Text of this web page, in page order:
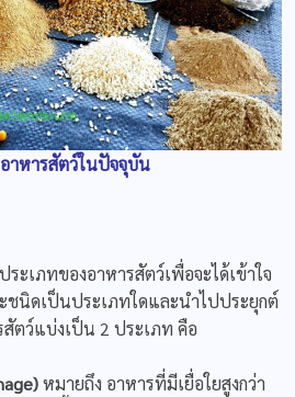
าหารสัตว์ในปัจจุบัน
ะเภทของอาหารสัตว์เพื่อจะได้เข้าใจ
ชนิดเป็นประเภทใดและนำไปประยุกต์
ตว์แบ่งเป็น 2 ประเภท คือ
หมายถึง อาหารที่มีเยื่อใยสูงกว่า